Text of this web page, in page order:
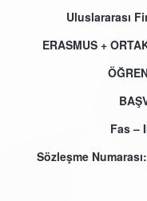
Uluslararası
ERASMUS +
Fas –
Sözleşme
2020-1-